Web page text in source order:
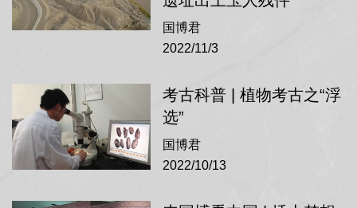
础上成立考古院，明确主要工作任务是服务国
家事业发展全局，参与开展雄安新区考古调
查、发掘工作，在巩固做好传统优势考古项目
的基础上，逐渐向西北地区和边疆民族地区倾
斜，重点围绕“一带一路”建设和中华文明起源等
重大工程，探索反映东西方文化交流互鉴、古
代丝绸之路形成与变迁的代表性物证。先后开
国博君
2022/11/3
考古科普 | 植物考古之“浮
选”
国博君
2022/10/13